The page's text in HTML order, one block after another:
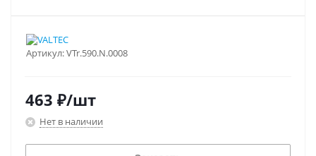
Артикул:VTr.590.N.0008
463 ₽/шт
Нет в наличии